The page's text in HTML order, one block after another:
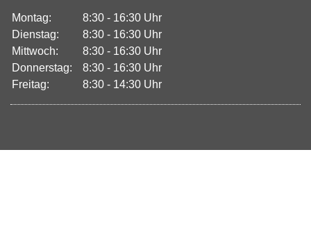
Montag:
8:30 - 16:30 Uhr
Dienstag:
8:30 - 16:30 Uhr
Mittwoch:
8:30 - 16:30 Uhr
Donnerstag:
8:30 - 16:30 Uhr
Freitag:
8:30 - 14:30 Uhr